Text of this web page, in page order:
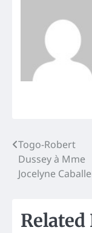
Post
navigation
Togo-Robert
Dussey à Mme
Jocelyne
Related